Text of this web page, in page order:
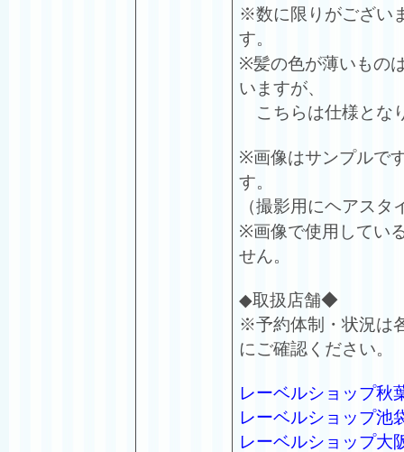
※数に限りがござい
す。
※髪の色が薄いもの
いますが、
こちらは仕様とな
※画像はサンプルで
す。
（撮影用にヘアス
※画像で使用してい
せん。
◆取扱店舗◆
※予約体制・状況は
にご確認ください。
レーベルショップ秋
レーベルショップ池
レーベルショップ大